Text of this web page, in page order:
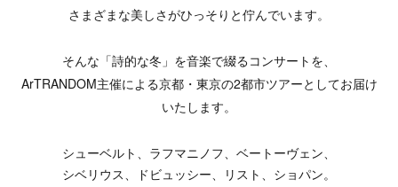
さまざまな美しさがひっそりと佇んでいます。
そんな「詩的な冬」を音楽で綴るコンサートを、
ArTRANDOM主催による京都・東京の2都市ツアーとしてお届け
いたします。
シューベルト、ラフマニノフ、ベートーヴェン、
シベリウス、ドビュッシー、リスト、ショパン。